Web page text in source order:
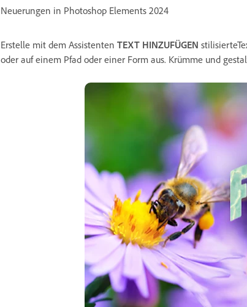
Neuerungen in Photoshop Elements 2024
Erstelle mit dem Assistenten TEXT HINZUFÜGEN
oder auf einem Pfad oder einer Form aus. Krümme und